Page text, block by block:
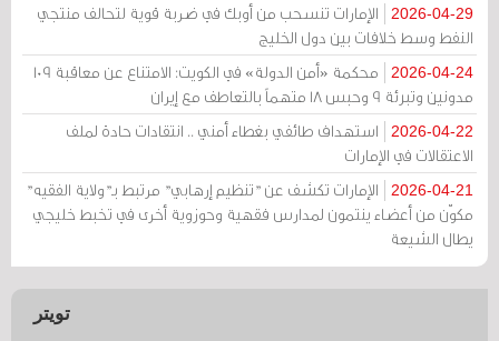
2026-04-29
الإمارات تنسحب من أوبك في ضربة قوية لتحالف منتجي
النفط وسط خلافات بين دول الخليج
2026-04-24
محكمة «أمن الدولة» في الكويت: الامتناع عن معاقبة 109
مدونين وتبرئة 9 وحبس 18 متهماً بالتعاطف مع إيران
2026-04-22
استهداف طائفي بغطاء أمني .. انتقادات حادة لملف
الاعتقالات في الإمارات
2026-04-21
الإمارات تكشف عن "تنظيم إرهابي" مرتبط بـ"ولاية الفقيه"
مكوّن من أعضاء ينتمون لمدارس فقهية وحوزوية أخرى في تخبط خليجي
يطال الشيعة
تويتر